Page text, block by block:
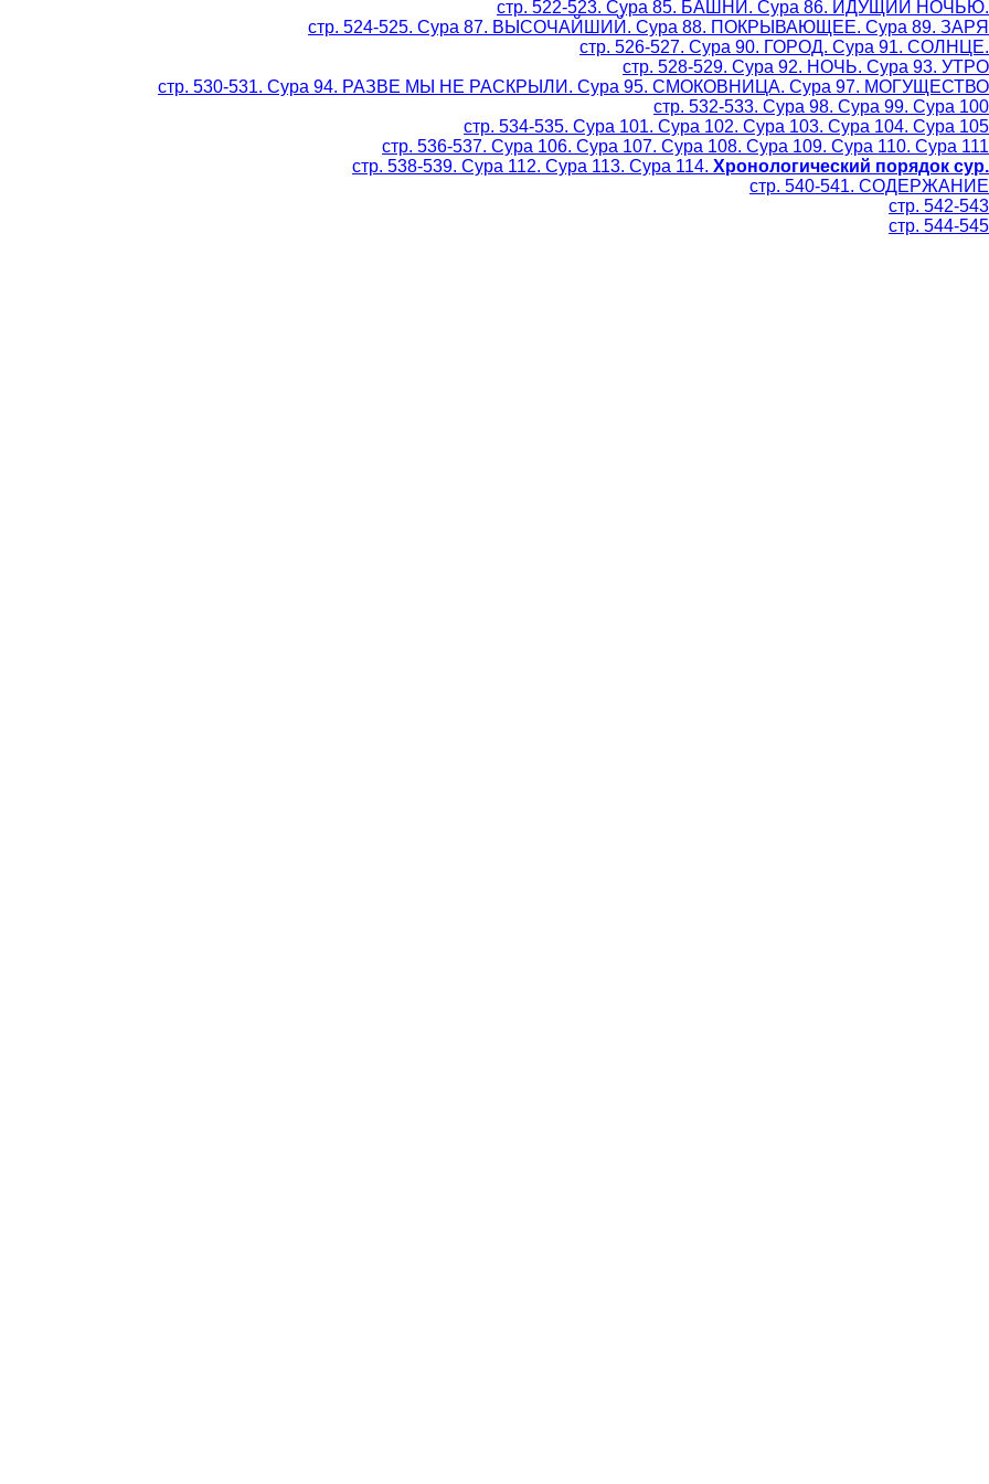
стр. 522-523. Сура 85. БАШНИ. Сура 86. ИДУЩИЙ НОЧЬЮ.
стр. 524-525. Сура 87. ВЫСОЧАЙШИЙ. Сура 88. ПОКРЫВАЮЩЕЕ. Сура 89. ЗАРЯ
стр. 526-527. Сура 90. ГОРОД. Сура 91. СОЛНЦЕ.
стр. 528-529. Сура 92. НОЧЬ. Сура 93. УТРО
стр. 530-531. Сура 94. РАЗВЕ МЫ НЕ РАСКРЫЛИ. Сура 95. СМОКОВНИЦА. Сура 97. МОГУЩЕСТВО
стр. 532-533. Сура 98. Сура 99. Сура 100
стр. 534-535. Сура 101. Сура 102. Сура 103. Сура 104. Сура 105
стр. 536-537. Сура 106. Сура 107. Сура 108. Сура 109. Сура 110. Сура 111
стр. 538-539. Сура 112. Сура 113. Сура 114. Хронологический порядок сур.
стр. 540-541. СОДЕРЖАНИЕ
стр. 542-543
стр. 544-545